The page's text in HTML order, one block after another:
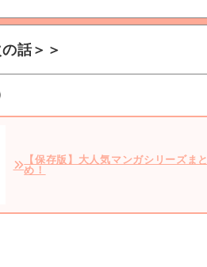
話＞＞
【保存版】大人気マンガシリーズまと
め！